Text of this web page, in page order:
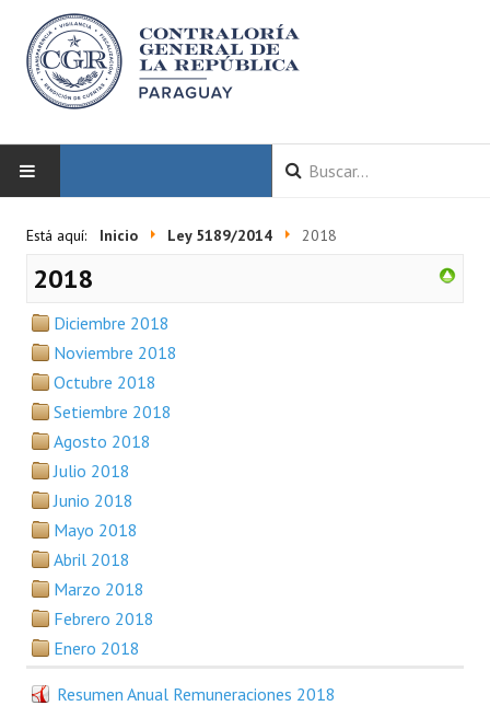
LA CGR
Autoridades
Misión y Visión
Marco Normativo
Organigrama
Plan Estratégico 2022 - 2026
Sistema de Gestión de Calidad
Memorias
Convenios
Resoluciones de Carácter General
Está aquí: Inicio Ley 5189/2014 2018
2018
Diciembre 2018
Noviembre 2018
Octubre 2018
Setiembre 2018
Agosto 2018
Julio 2018
Junio 2018
Mayo 2018
Abril 2018
Marzo 2018
Febrero 2018
Enero 2018
Resumen Anual Remuneraciones 2018